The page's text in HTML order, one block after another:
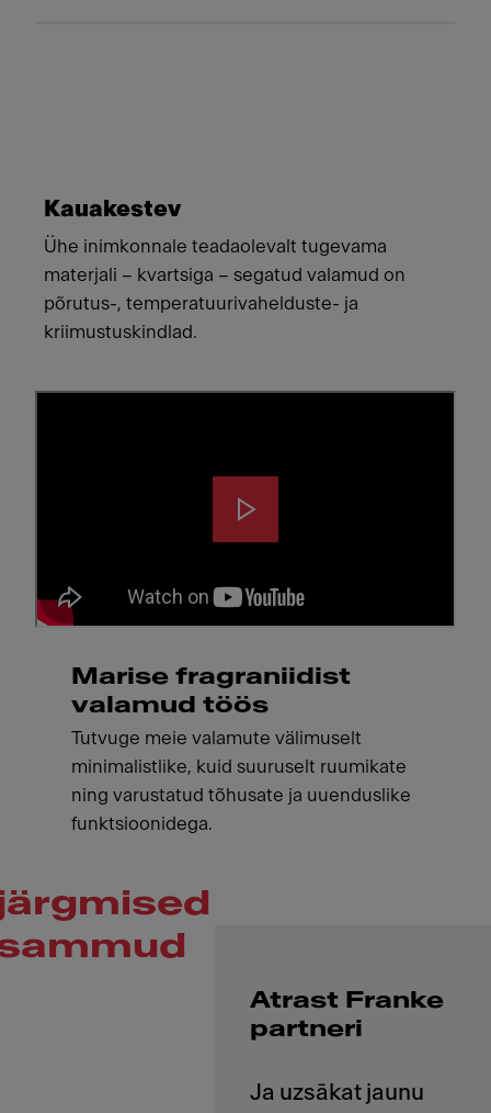
Kauakestev
Ühe inimkonnale teadaolevalt tugevama
materjali – kvartsiga – segatud valamud on
põrutus-, temperatuurivahelduste- ja
kriimustuskindlad.
Marise fragraniidist
valamud töös
Tutvuge meie valamute välimuselt
minimalistlike, kuid suuruselt ruumikate
ning varustatud tõhusate ja uuenduslike
funktsioonidega.
Atrast Franke
partneri
Ja uzsākat jaunu